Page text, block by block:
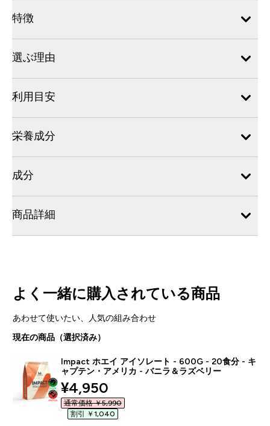
特徴
選ぶ理由
利用目安
栄養成分
成分
商品詳細
よく一緒に購入されている商品
あわせて使いたい、人気の組み合わせ
現在の商品（選択済み）
Impact ホエイ アイソレート - 600G - 20食分 - キ
ャプテン・アメリカ - バニラ＆ラズベリー
discounted price
¥4,950‎
通常価格 ￥5,990‎
割引 ￥1,040‎